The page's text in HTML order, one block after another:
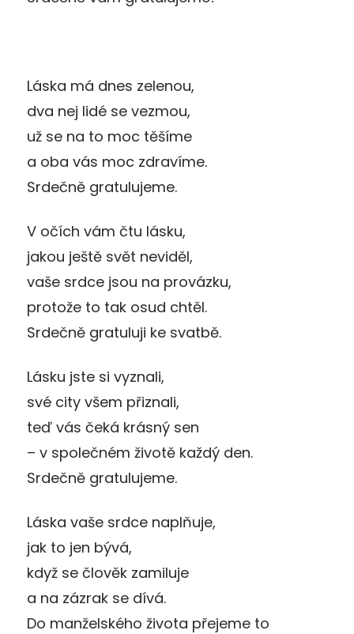
Láska má dnes zelenou,
dva nej lidé se vezmou,
už se na to moc těšíme
a oba vás moc zdravíme.
Srdečně gratulujeme.
V očích vám čtu lásku,
jakou ještě svět neviděl,
vaše srdce jsou na provázku,
protože to tak osud chtěl.
Srdečně gratuluji ke svatbě.
Lásku jste si vyznali,
své city všem přiznali,
teď vás čeká krásný sen
– v společném životě každý den.
Srdečně gratulujeme.
Láska vaše srdce naplňuje,
jak to jen bývá,
když se člověk zamiluje
a na zázrak se dívá.
Do manželského života přejeme to